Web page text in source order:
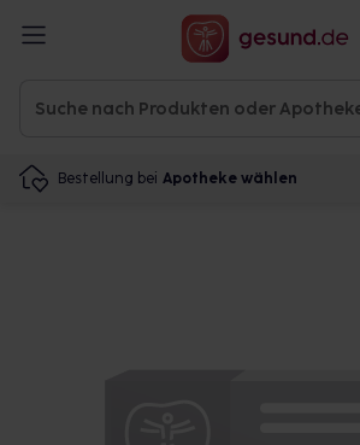
Bestellung bei Apotheke wählen